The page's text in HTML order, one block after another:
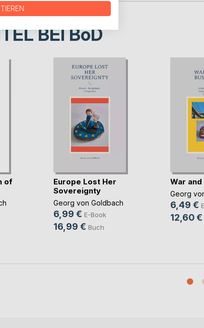
BEIBoD
of
Europe Lost Her
Sovereignty
Georg von Goldbach
6,99 € E-Book
16,99 € Buch
War
Georg
6,49 €
12,60 €